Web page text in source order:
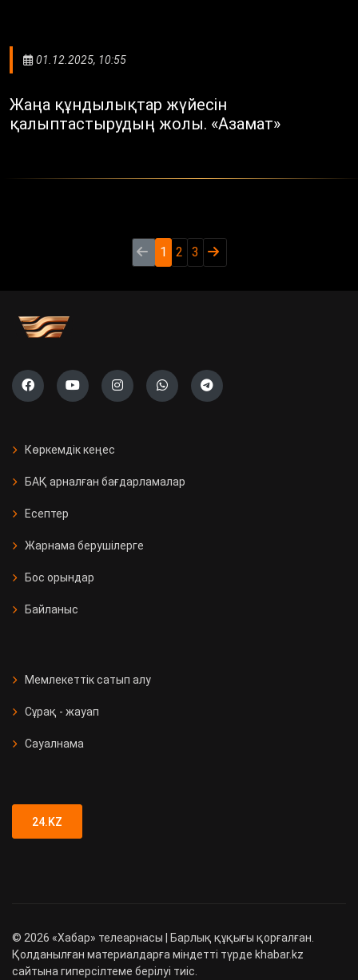
01.12.2025, 10:55
Жаңа құндылықтар жүйесін
қалыптастырудың жолы. «Азамат»
1 2 3
Көркемдік кеңес
БАҚ арналған бағдарламалар
Есептер
Жарнама берушілерге
Бос орындар
Байланыс
Мемлекеттік сатып алу
Сұрақ - жауап
Сауалнама
24.KZ
© 2026 «Хабар» телеарнасы | Барлық құқығы қорғалған.
Қолданылған материалдарға міндетті түрде khabar.kz
сайтына гиперсілтеме берілуі тиіс.